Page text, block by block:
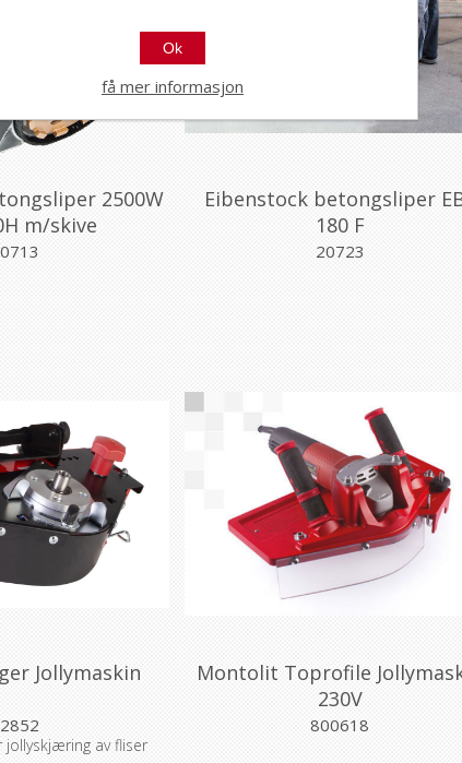
2500W
m/skive
Eibenstock betongsliper
180 F
20723
Jollymaskin
av fliser
Montolit Toprofile
230V
800618
Ok
få mer informasjon